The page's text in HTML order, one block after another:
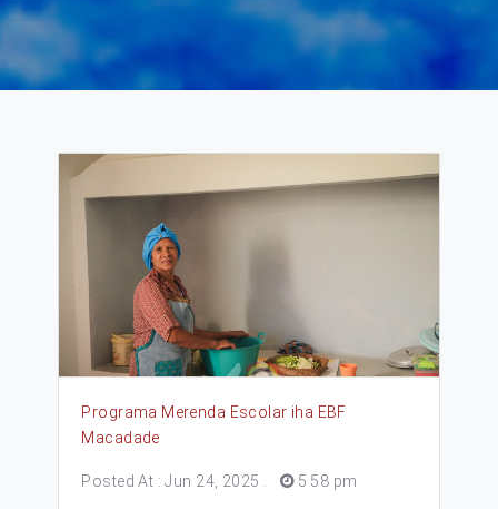
Programa Merenda Escolar iha EBF
Macadade
Posted At : Jun 24, 2025 5 58 pm